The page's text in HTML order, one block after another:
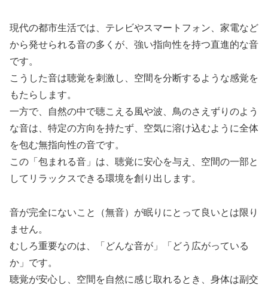
現代の都市生活では、テレビやスマートフォン、 家電など
から発せられる音の多くが、強い指向性を持つ直進的な音
です。
こうした音は聴覚を刺激し、 空間を分断するような感覚を
もたらします。
一方で、自然の中で聴こえる風や波、鳥のさえずりのよう
な音は、 特定の方向を持たず、空気に溶け込むように全体
を包む無指向性の音です。
この「包まれる音」は、聴覚に安心を与え、 空間の一部と
してリラックスできる環境を創り出します。
音が完全にないこと（無音）が眠りにとって良いとは限り
ません。
むしろ重要なのは、「どんな音が」「どう広がっている
か」です。
聴覚が安心し、空間を自然に感じ取れるとき、 身体は副交